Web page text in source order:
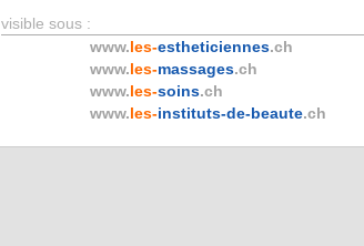
visible sous :
www.les-estheticiennes.ch
www.les-massages.ch
www.les-soins.ch
www.les-instituts-de-beaute.ch